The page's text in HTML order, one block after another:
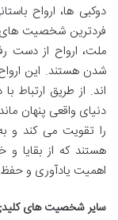
دوکبی ها، ارواح
فردترین شخصیت
ملت، ارواح از دست
شدن هستند. این
اند. از طریق ارتباط
دنیای واقعی پنهان
را تقویت می کند و
هستند که از بقایا
اهمیت یادآوری و حفظ
سایر شخصیت های